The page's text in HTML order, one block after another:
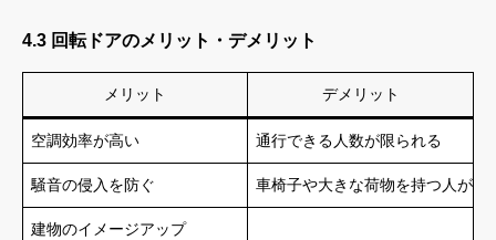
4.3 回転ドアのメリット・デメリット
メリット デメリット
空調効率が高い 通行できる人数が限られる
騒音の侵入を防ぐ 車椅子や大きな荷物を持つ人が通
建物のイメージアップ